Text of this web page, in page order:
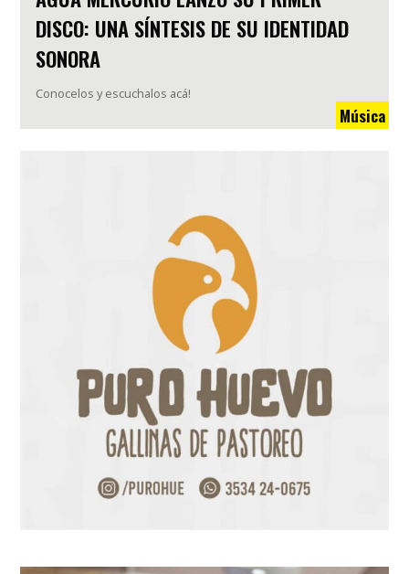
DISCO: UNA SÍNTESIS DE SU IDENTIDAD
SONORA
Conocelos y escuchalos acá!
Música